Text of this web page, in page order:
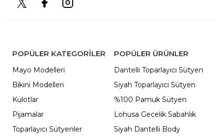
POPÜLER KATEGORILER
Mayo Modelleri
Bikini Modelleri
Külotlar
Pijamalar
Toparlayıcı Sütyenler
POPÜLER ÜRÜNLER
Dantelli Toparlayıcı Sütyen
Siyah Toparlayıcı Sütyen
%100 Pamuk Sütyen
Lohusa Gecelik Sabahlık
Siyah Dantelli Body